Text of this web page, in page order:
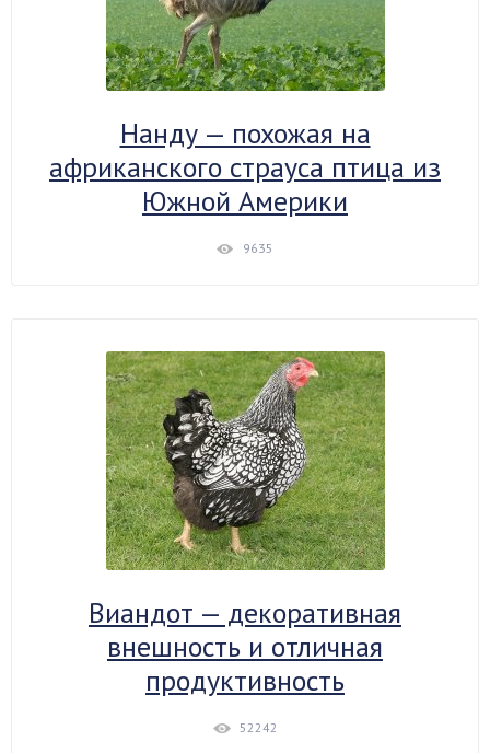
Нанду — похожая на
африканского страуса птица из
Южной Америки
9635
Виандот — декоративная
внешность и отличная
продуктивность
52242